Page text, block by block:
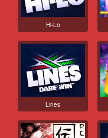
Hi-Lo
Lines